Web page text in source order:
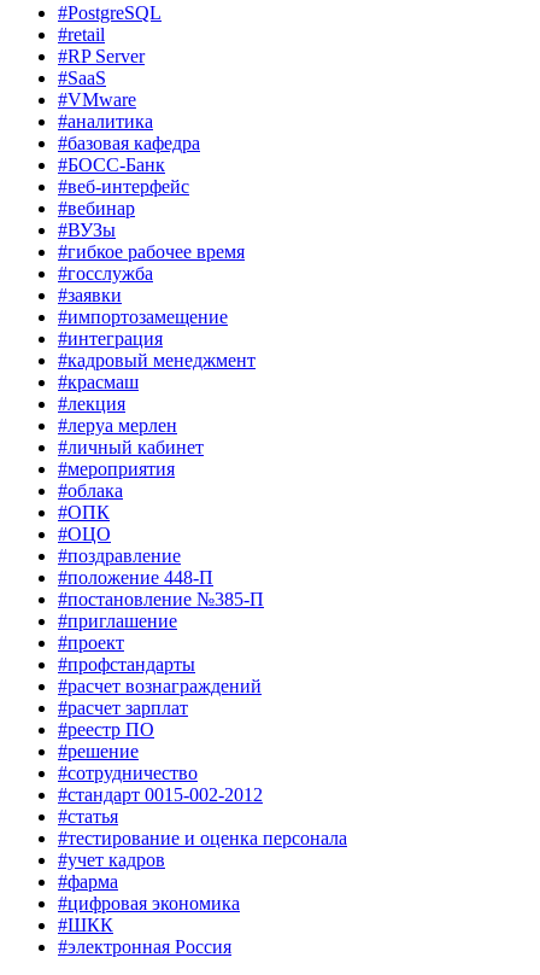
#PostgreSQL
#retail
#RP Server
#SaaS
#VMware
#аналитика
#базовая кафедра
#БОСС-Банк
#веб-интерфейс
#вебинар
#ВУЗы
#гибкое рабочее время
#госслужба
#заявки
#импортозамещение
#интеграция
#кадровый менеджмент
#красмаш
#лекция
#леруа мерлен
#личный кабинет
#мероприятия
#облака
#ОПК
#ОЦО
#поздравление
#положение 448-П
#постановление №385-П
#приглашение
#проект
#профстандарты
#расчет вознаграждений
#расчет зарплат
#реестр ПО
#решение
#сотрудничество
#стандарт 0015-002-2012
#статья
#тестирование и оценка персонала
#учет кадров
#фарма
#цифровая экономика
#ШКК
#электронная Россия